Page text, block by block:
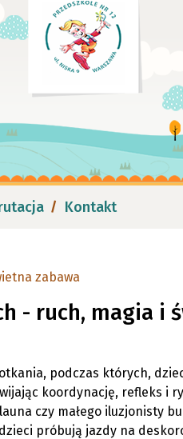
Kontakt
zabawa
- ruch, magia i
podczas których,
koordynację, refleks i
czy małego iluzjonisty
próbują jazdy na